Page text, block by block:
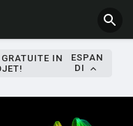
IN
ESPAN
DI